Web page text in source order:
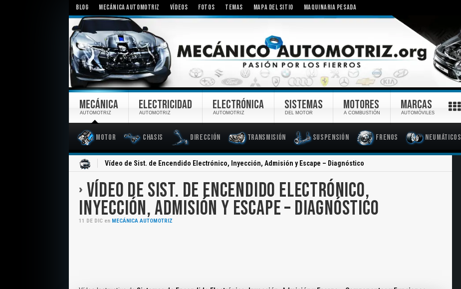
BLOG MECÁNICA AUTOMOTRIZ VÍDEOS FOTOS TEMAS MAPA DEL SITIO MAQUINARIA PESADA
MECÁNICA
AUTOMOTRIZ
Motor Chasis Dirección Transmisión Suspensión Frenos Neumáticos
ELECTRICIDAD
AUTOMOTRIZ
ELECTRÓNICA
AUTOMOTRIZ
SISTEMAS
DEL MOTOR
MOTORES
A COMBUSTIÓN
MARCAS
AUTOMÓVILES
Vídeo de Sist. de Encendido Electrónico, Inyección, Admisión y Escape – Diagnóstico
VÍDEO DE SIST. DE ENCENDIDO ELECTRÓNICO,
INYECCIÓN, ADMISIÓN Y ESCAPE – DIAGNÓSTICO
11 DE DIC en MECÁNICA AUTOMOTRIZ